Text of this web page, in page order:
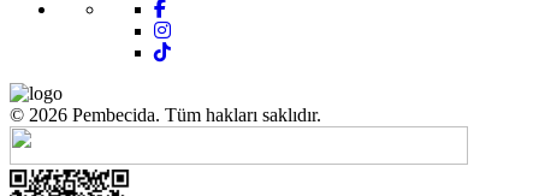
© 2026 Pembecida. Tüm hakları saklıdır.